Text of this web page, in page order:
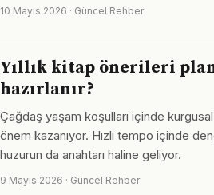
10 Mayıs 2026 · Güncel Rehber
Yıllık kitap önerileri
hazırlanır?
Çağdaş yaşam koşulları içinde
önem kazanıyor. Hızlı tempo içinde
huzurun da anahtarı haline geliyor.
9 Mayıs 2026 · Güncel Rehber